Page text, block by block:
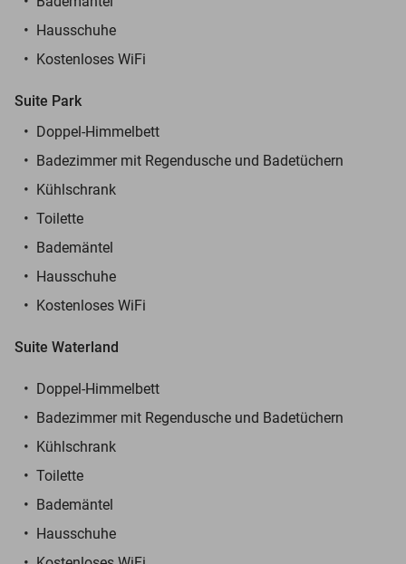
Hausschuhe
Kostenloses WiFi
Suite Park
Doppel-Himmelbett
Badezimmer mit Regendusche und Badetüchern
Kühlschrank
Toilette
Bademäntel
Hausschuhe
Kostenloses WiFi
Suite Waterland
Doppel-Himmelbett
Badezimmer mit Regendusche und Badetüchern
Kühlschrank
Toilette
Bademäntel
Hausschuhe